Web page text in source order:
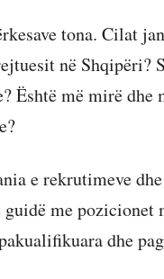
tona. Cilat
në Shqipëri?
Është më mirë dhe
e rekrutimeve
me pozicionet
dhe